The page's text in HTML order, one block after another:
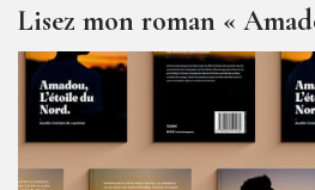
Lisez mon roman «